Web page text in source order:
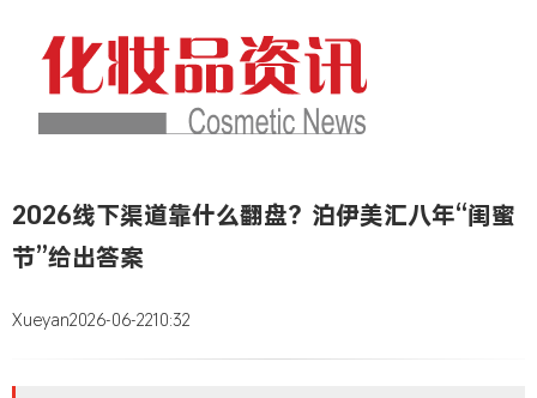
2026线下渠道靠什么翻盘？泊伊美汇八年“闺蜜
节”给出答案
Xueyan2026-06-2210:32